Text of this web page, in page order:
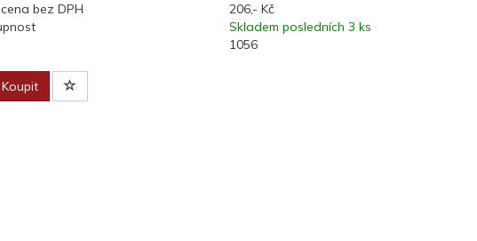
bez DPH
206,- Kč
Skladem posledních 3 ks
1056
Koupit